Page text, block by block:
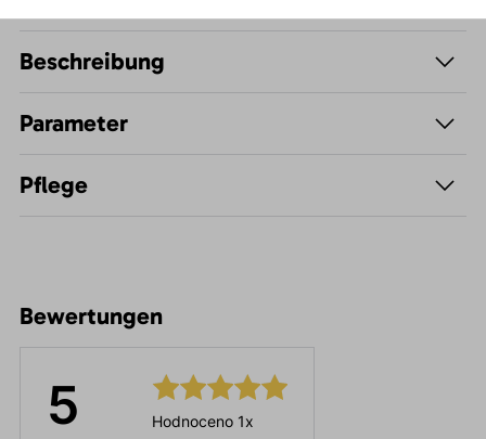
Beschreibung
Parameter
Pflege
Bewertungen
5 Hodnoceno 1x